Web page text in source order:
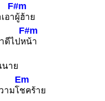
อา
F#m
ผู้ฮ้าย
ดีไปห
F#m
น้า
าย
ามโ
Em
ชคร้าย